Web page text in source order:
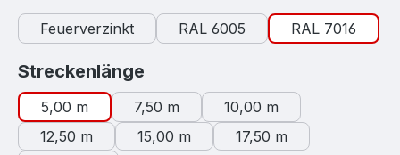
Feuerverzinkt RAL 6005 RAL 7016
Streckenlänge
5,00 m 7,50 m
10,00 m
12,50 m
15,00 m
17,50 m